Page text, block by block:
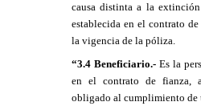
causa distinta a la
establecida en el contrato
la vigencia de la póliza.
“3.4 Beneficiario.-Es la
en el contrato de fianza,
obligado al cumplimiento de